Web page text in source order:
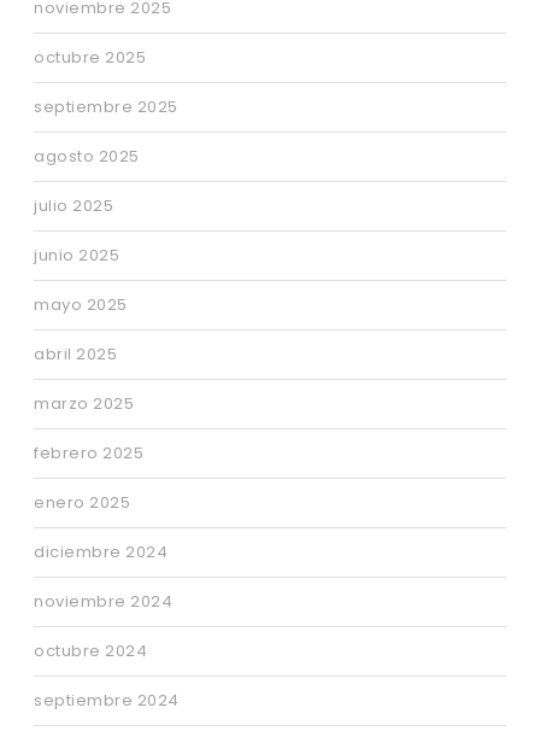
noviembre 2025
octubre 2025
septiembre 2025
agosto 2025
julio 2025
junio 2025
mayo 2025
abril 2025
marzo 2025
febrero 2025
enero 2025
diciembre 2024
noviembre 2024
octubre 2024
septiembre 2024